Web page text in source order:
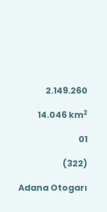
2.149.260
14.046 km2
01
(322)
Adana Otogarı